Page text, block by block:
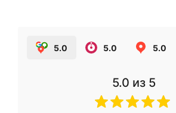
5.0 5.0 5.0
5.0 из 5